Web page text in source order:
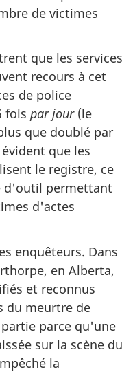
de victimes
que les services
recours à cet
de police
fois par jour(le
que doublé par
que les
le registre, ce
d'outil permettant
d'actes
enquêteurs. Dans
en Alberta,
et reconnus
du meurtre de
parce qu'une
sur la scène du
la